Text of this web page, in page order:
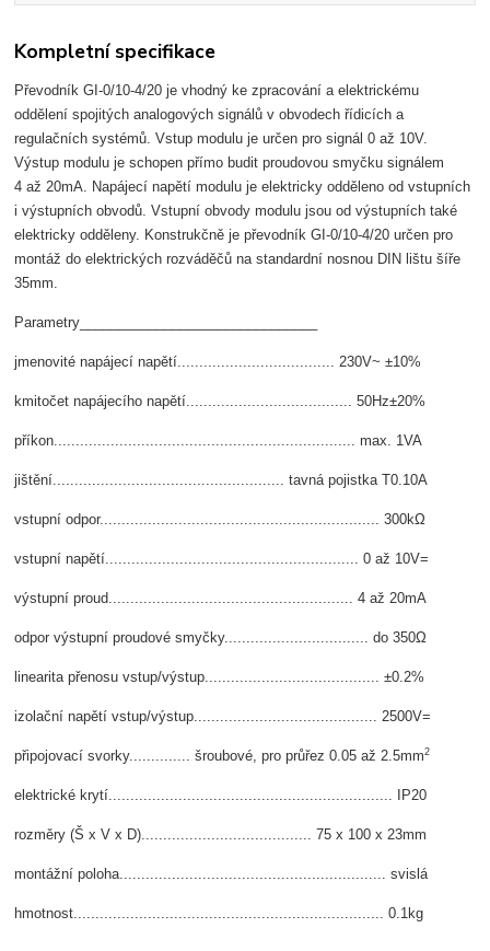
Kompletní specifikace
Převodník GI-0/10-4/20 je vhodný ke zpracování a elektrickému
oddělení spojitých analogových signálů v obvodech řídicích a
regulačních systémů. Vstup modulu je určen pro signál 0 až 10V.
Výstup modulu je schopen přímo budit proudovou smyčku signálem
4 až 20mA. Napájecí napětí modulu je elektricky odděleno od vstupních
i výstupních obvodů. Vstupní obvody modulu jsou od výstupních také
elektricky odděleny. Konstrukčně je převodník GI-0/10-4/20 určen pro
montáž do elektrických rozváděčů na standardní nosnou DIN lištu šíře
35mm.
Parametry_______________________________
jmenovité napájecí napětí.................................... 230V~ ±10%
kmitočet napájecího napětí...................................... 50Hz±20%
příkon..................................................................... max. 1VA
jištění..................................................... tavná pojistka T0.10A
vstupní odpor................................................................ 300kΩ
vstupní napětí.......................................................... 0 až 10V=
výstupní proud........................................................ 4 až 20mA
odpor výstupní proudové smyčky................................. do 350Ω
linearita přenosu vstup/výstup........................................ ±0.2%
izolační napětí vstup/výstup.......................................... 2500V=
připojovací svorky.............. šroubové, pro průřez 0.05 až 2.5mm2
elektrické krytí................................................................. IP20
rozměry (Š x Vx D)....................................... 75 x 100 x 23mm
montážní poloha............................................................. svislá
hmotnost....................................................................... 0.1kg